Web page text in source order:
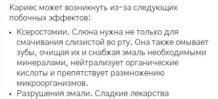
Кариес может возникнуть из-за следующих
побочных эффектов:
Ксеростомии. Слюна нужна не только для
смачивания слизистой во рту. Она также омывает
зубы, очищая их и снабжая эмаль необходимыми
минералами, нейтрализует органические
кислоты и препятствует размножению
микроорганизмов.
Разрушения эмали. Сладкие лекарства